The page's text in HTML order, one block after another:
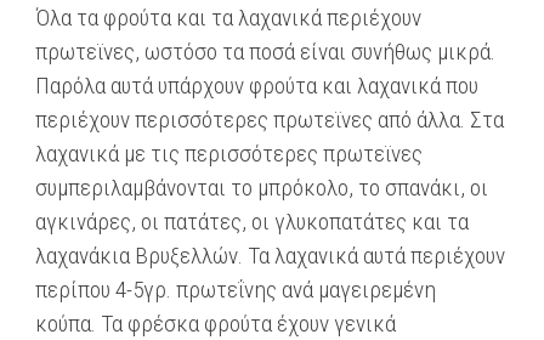
Όλα τα φρούτα και τα λαχανικά περιέχουν
πρωτεϊνες, ωστόσο τα ποσά είναι συνήθως μικρά.
Παρόλα αυτά υπάρχουν φρούτα και λαχανικά που
περιέχουν περισσότερες πρωτεϊνες από άλλα. Στα
λαχανικά με τις περισσότερες πρωτεϊνες
συμπεριλαμβάνονται το μπρόκολο, το σπανάκι, οι
αγκινάρες, οι πατάτες, οι γλυκοπατάτες και τα
λαχανάκια Βρυξελλών. Τα λαχανικά αυτά περιέχουν
περίπου 4-5γρ. πρωτεΐνης ανά μαγειρεμένη
κούπα. Τα φρέσκα φρούτα έχουν γενικά